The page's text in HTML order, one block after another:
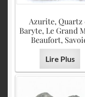
Azurite, Quartz
Baryte, Le Grand
Beaufort,
Lire Plus